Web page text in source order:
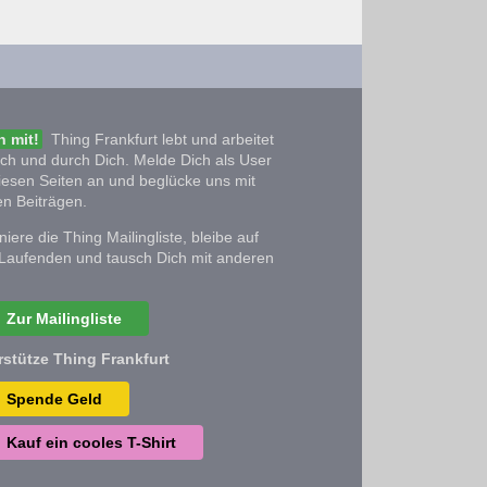
mit!
Thing Frankfurt lebt und arbeitet
und durch Dich. Melde Dich als User
Seiten an und beglücke uns mit
Beiträgen.
die Thing Mailingliste, bleibe auf
und tausch Dich mit anderen
Zur Mailingliste
Thing Frankfurt
Spende Geld
Kauf ein cooles T-Shirt